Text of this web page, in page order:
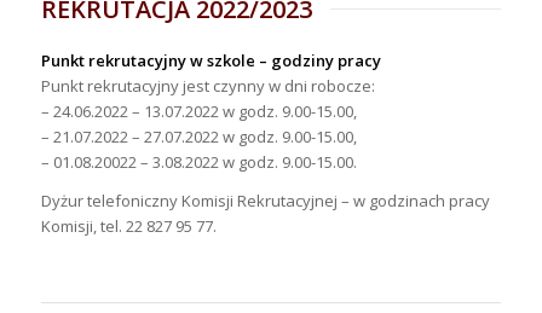
REKRUTACJA 2022/2023
Punkt rekrutacyjny w szkole – godziny pracy
Punkt rekrutacyjny jest czynny w dni robocze:
– 24.06.2022 – 13.07.2022 w godz. 9.00-15.00,
– 21.07.2022 – 27.07.2022 w godz. 9.00-15.00,
– 01.08.20022 – 3.08.2022 w godz. 9.00-15.00.
Dyżur telefoniczny Komisji Rekrutacyjnej – w godzinach pracy
Komisji, tel. 22 827 95 77.